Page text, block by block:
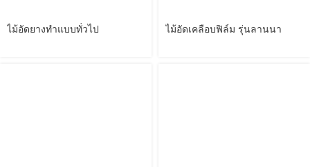
ไม้อัดยางทำแบบทั่วไป ไม้อัดเคลือบฟิล์ม รุ่นลานนา